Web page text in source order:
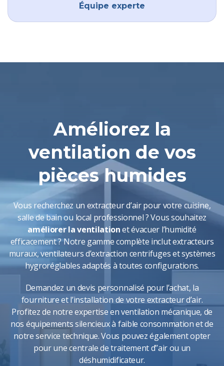
Équipe experte
Améliorez la
ventilation de vos
pièces humides
Vous recherchez un extracteur d’air pour votre cuisine,
salle de bain ou local professionnel ? Vous souhaitez
améliorer la ventilationet évacuer l’humidité
efficacement ? Notre gamme complète inclut extracteurs
muraux, ventilateurs d’extraction centrifuges et systèmes
hygroréglables adaptés à toutes configurations.
Demandez un devis personnalisé pour l’achat, la
fourniture et l’installation de votre extracteur d’air.
Profitez de notre expertise enventilation mécanique, de
nos équipements silencieux à faible consommation et de
notre service technique. Vous pouvez également opter
pour unecentrale de traitement d’’airou un
déshumidificateur.